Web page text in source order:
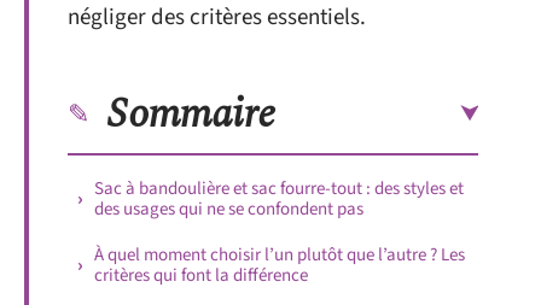
négliger des critères essentiels.
Sommaire
Sac à bandoulière et sac fourre-tout : des styles et
des usages qui ne se confondent pas
À quel moment choisir l’un plutôt que l’autre ? Les
critères qui font la différence